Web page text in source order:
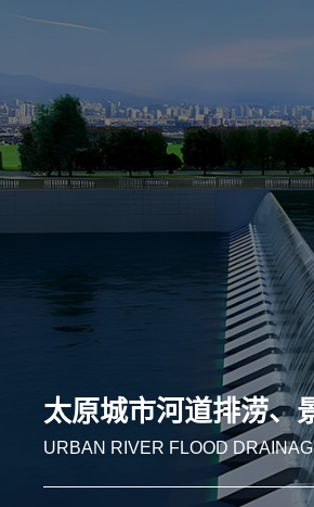
WETLAND WATER
RIVER ECOLOGICAL